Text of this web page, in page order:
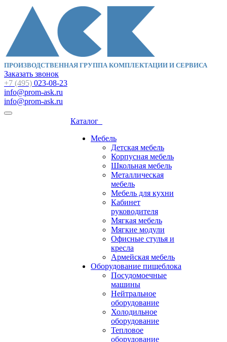
ПРОИЗВОДСТВЕННАЯ ГРУППА КОМПЛЕКТАЦИИ И СЕРВИСА
Заказать звонок
+7 (495) 023-08-23
info@prom-ask.ru
info@prom-ask.ru
Каталог
Мебель
Детская мебель
Корпусная мебель
Школьная мебель
Металлическая
мебель
Мебель для кухни
Кабинет
руководителя
Мягкая мебель
Мягкие модули
Офисные стулья и
кресла
Армейская мебель
Оборудование пищеблока
Посудомоечные
машины
Нейтральное
оборудование
Холодильное
оборудование
Тепловое
оборудование